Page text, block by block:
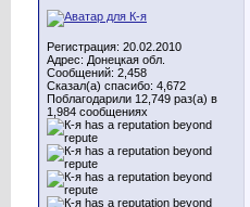
Регистрация: 20.02.2010
Адрес: Донецкая обл.
Сообщений: 2,458
Сказал(а) спасибо: 4,672
Поблагодарили 12,749 раз(а) в
1,984 сообщениях